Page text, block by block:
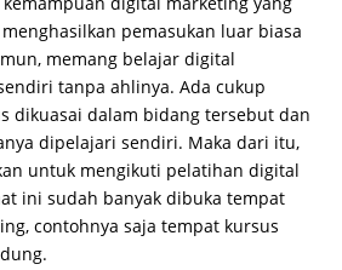
pemasukan luar biasa
memang belajar digital
tanpa ahlinya. Ada cukup
dikuasai dalam bidang tersebut dan
dipelajari sendiri. Maka dari itu,
untuk mengikuti pelatihan digital
ini sudah banyak dibuka tempat
contohnya saja tempat kursus